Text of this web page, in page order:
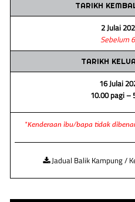
TARIKH
2 Julai
Sebelum
TARIKH
16 Julai
10.00 pagi –
*Kenderaan ibu/bapa tidak
Jadual Balik Kampung /